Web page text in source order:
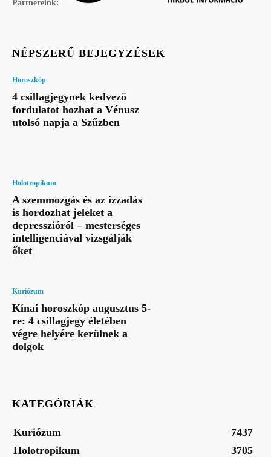
Partnereink:
NÉPSZERŰ BEJEGYZÉSEK
Horoszkóp
4 csillagjegynek kedvező
fordulatot hozhat a Vénusz
utolsó napja a Szűzben
Holotropikum
A szemmozgás és az izzadás
is hordozhat jeleket a
depresszióról – mesterséges
intelligenciával vizsgálják
őket
Kuriózum
Kínai horoszkóp augusztus 5-
re: 4 csillagjegy életében
végre helyére kerülnek a
dolgok
KATEGÓRIÁK
Kuriózum
7437
Holotropikum
3705